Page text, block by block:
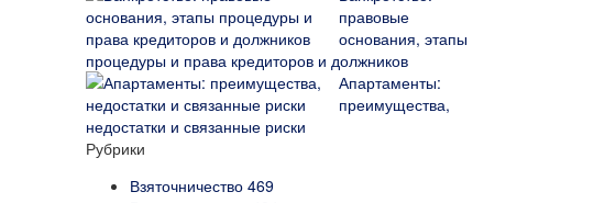
правовые
основания, этапы
процедуры и права кредиторов и должников
Апартаменты:
преимущества,
недостатки и связанные риски
Рубрики
Взяточничество 469